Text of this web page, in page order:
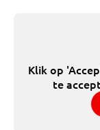
Klik op
te